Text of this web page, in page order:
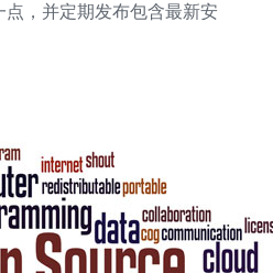
，并定期发布包含最新安